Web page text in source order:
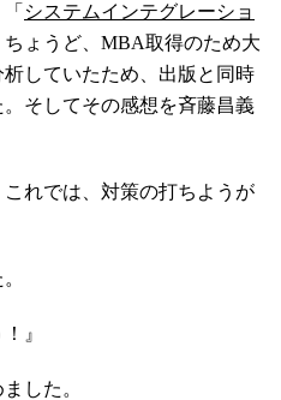
システムインテグレーショ
ちょうど、MBA取得のため大
していたため、出版と同時
そしてその感想を斉藤昌義
これでは、対策の打ちようが
』
した。